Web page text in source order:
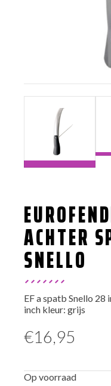
ACHTER
SNELLO
EF a spatb Snello 28
inch kleur: grijs
€16,95
Op voorraad